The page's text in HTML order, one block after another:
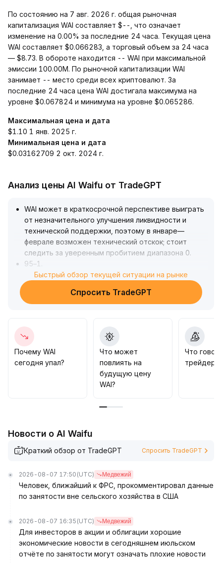
По состоянию на 7 авг. 2026 г. общая рыночная
капитализация WAI составляет $--, что означает
изменение на 0.00% за последние 24 часа. Текущая цена
WAI составляет $0.066283, а торговый объем за 24 часа
— $8.73. В обороте находится -- WAI при максимальной
эмиссии 100.00M. По рыночной капитализации WAI
занимает -- место среди всех криптовалют. За
последние 24 часа цена WAI достигала максимума на
уровне $0.067824 и минимума на уровне $0.065286.
Максимальная цена и дата
$1.10 1 янв. 2025 г.
Минимальная цена и дата
$0.03162709 2 окт. 2024 г.
Анализ цены AI Waifu от TradeGPT
WAI может в краткосрочной перспективе выиграть
от незначительного улучшения ликвидности и
технической поддержки, поэтому в январе—
феврале возможен технический отскок; стоит
следить за уверенным пробитием диапазона 0.
95–1
.
Однако в средне- и долгосрочной перспективе
объёмы торгов и комиссии остаются низкими,
Рекомендуется постепенно сокращать позиции на
росте и ждать улучшения фундаментального
спроса и применения перед повторным входом.
Быстрый обзор текущей ситуации на рынке
Спросить TradeGPT
Почему WAI
сегодня упал?
Что может
повлиять на
будущую цену
WAI?
Что
трейдеры
Новости о AI Waifu
Краткий обзор от TradeGPT Спросить TradeGPT
2026-08-07 17:50 (UTC) Медвежий
Человек, ближайший к ФРС, прокомментировал данные
по занятости вне сельского хозяйства в США
2026-08-07 16:35 (UTC) Медвежий
Для инвесторов в акции и облигации хорошие
экономические новости в сегодняшнем июльском
отчёте по занятости могут означать плохие новости